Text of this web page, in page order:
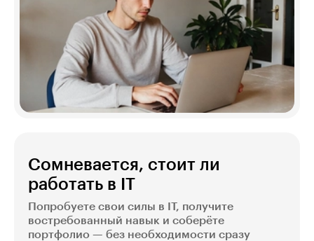
Сомневается, стоит ли
работать в IT
Попробуете свои силы в IT, получите
востребованный навык и соберёте
портфолио — без необходимости сразу